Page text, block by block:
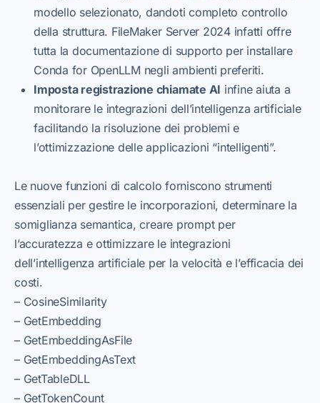
modello selezionato, dandoti completo controllo
della struttura. FileMaker Server 2024 infatti offre
tutta la documentazione di supporto per installare
Conda for OpenLLM negli ambienti preferiti.
Imposta registrazione chiamate AI infine aiuta a
monitorare le integrazioni dell’intelligenza artificiale
facilitando la risoluzione dei problemi e
l’ottimizzazione delle applicazioni “intelligenti”.
Le nuove funzioni di calcolo forniscono strumenti
essenziali per gestire le incorporazioni, determinare la
somiglianza semantica, creare prompt per
l’accuratezza e ottimizzare le integrazioni
dell’intelligenza artificiale per la velocità e l’efficacia dei
costi.
– CosineSimilarity
– GetEmbedding
– GetEmbeddingAsFile
– GetEmbeddingAsText
– GetTableDLL
– GetTokenCount